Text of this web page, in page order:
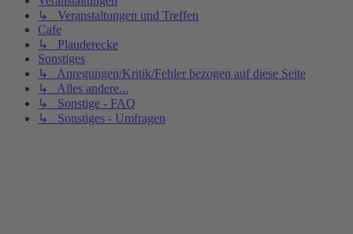
↳ Veranstaltungen und Treffen
Cafe
↳ Plauderecke
Sonstiges
↳ Anregungen/Kritik/Fehler bezogen auf diese Seite
↳ Alles andere...
↳ Sonstige - FAQ
↳ Sonstiges - Umfragen